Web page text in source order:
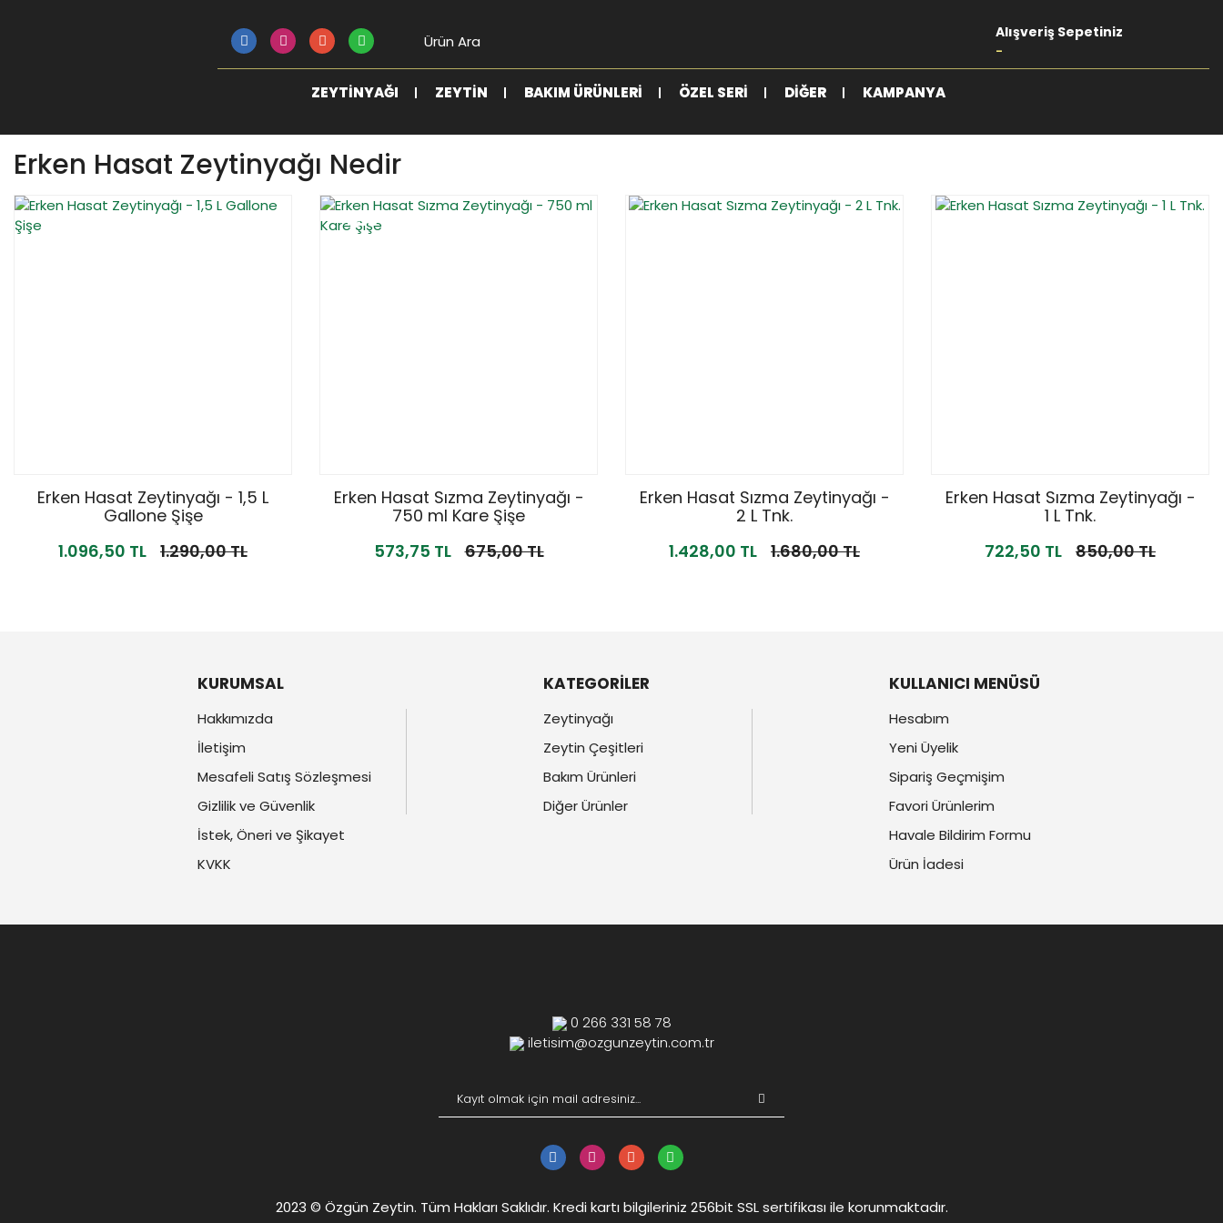
Alışveriş Sepetiniz
-
ZEYTINYAĞI ZEYTIN BAKIM ÜRÜNLERI ÖZEL SERI DIĞER KAMPANYA
Erken Hasat Zeytinyağı Nedir
YENİ
Erken Hasat Zeytinyağı - 1,5 L
Gallone Şişe
1.096,50 TL 1.290,00 TL
YENİ
Erken Hasat Sızma Zeytinyağı -
750 ml Kare Şişe
573,75 TL 675,00 TL
Erken Hasat Sızma Zeytinyağı -
2 L Tnk.
1.428,00 TL 1.680,00 TL
Erken Hasat Sızma Zeytinyağı -
1 L Tnk.
722,50 TL 850,00 TL
KURUMSAL
Hakkımızda
İletişim
Mesafeli Satış Sözleşmesi
Gizlilik ve Güvenlik
İstek, Öneri ve Şikayet
KVKK
KATEGORİLER
Zeytinyağı
Zeytin Çeşitleri
Bakım Ürünleri
Diğer Ürünler
KULLANICI MENÜSÜ
Hesabım
Yeni Üyelik
Sipariş Geçmişim
Favori Ürünlerim
Havale Bildirim Formu
Ürün İadesi
0 266 331 58 78
iletisim@ozgunzeytin.com.tr
2023 © Özgün Zeytin. Tüm Hakları Saklıdır. Kredi kartı bilgileriniz 256bit SSL sertifikası ile korunmaktadır.